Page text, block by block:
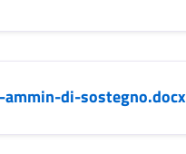
di-sostegno.docx